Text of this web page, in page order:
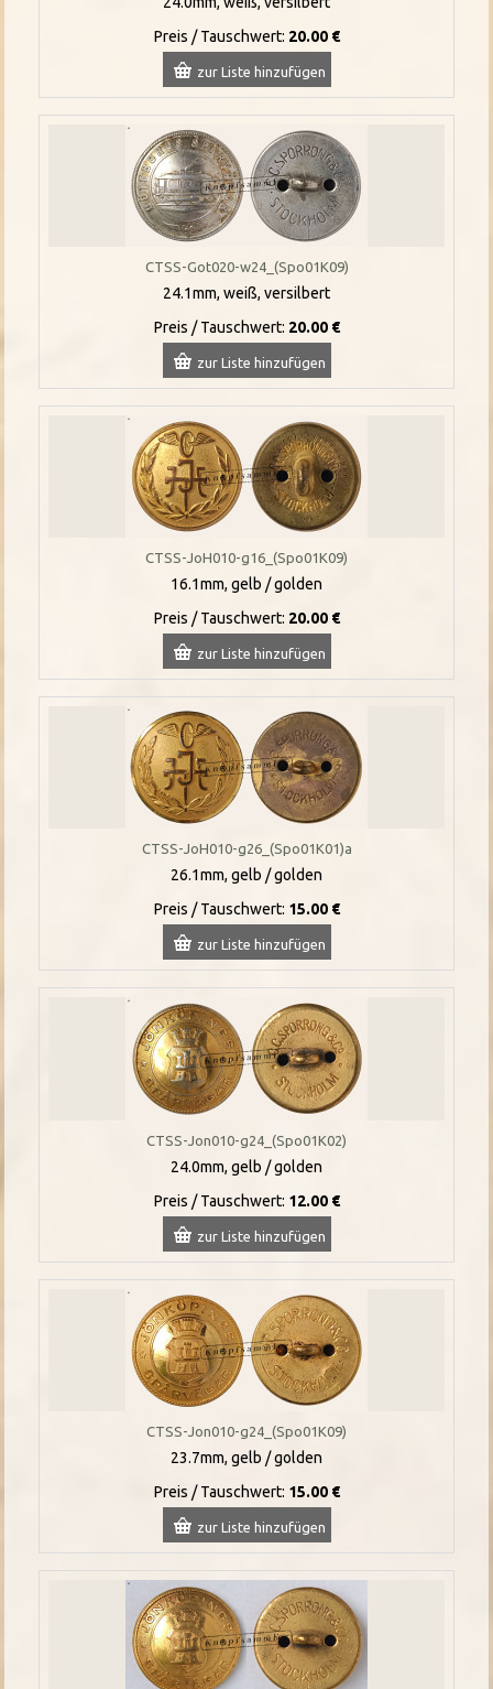
Preis / Tauschwert: 20.00 €
zur Liste hinzufügen
CTSS-Got020-w24_(Spo01K09)
24.1mm, weiß, versilbert
Preis / Tauschwert: 20.00 €
zur Liste hinzufügen
CTSS-JoH010-g16_(Spo01K09)
16.1mm, gelb / golden
Preis / Tauschwert: 20.00 €
zur Liste hinzufügen
CTSS-JoH010-g26_(Spo01K01)a
26.1mm, gelb / golden
Preis / Tauschwert: 15.00 €
zur Liste hinzufügen
CTSS-Jon010-g24_(Spo01K02)
24.0mm, gelb / golden
Preis / Tauschwert: 12.00 €
zur Liste hinzufügen
CTSS-Jon010-g24_(Spo01K09)
23.7mm, gelb / golden
Preis / Tauschwert: 15.00 €
zur Liste hinzufügen